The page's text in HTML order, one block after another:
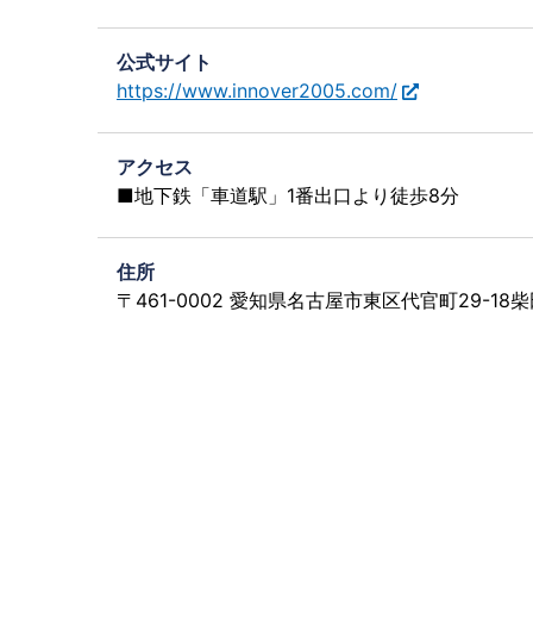
公式サイト
https://www.innover2005.com/
アクセス
■地下鉄「車道駅」1番出口より徒歩8分
住所
〒461-0002 愛知県名古屋市東区代官町29-18柴